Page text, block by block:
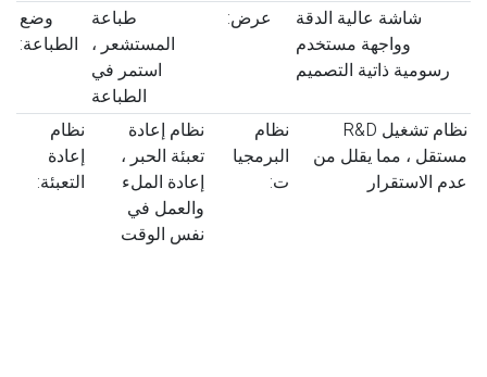
وضع
الطباعة:
طباعة
المستشعر ،
استمر في
الطباعة
عرض:
شاشة عالية الدقة
وواجهة مستخدم
رسومية ذاتية التصميم
نظام
إعادة
التعبئة:
نظام إعادة
تعبئة الحبر ،
إعادة الملء
والعمل في
نفس الوقت
نظام
البرمجيا
ت:
نظام تشغيل R&D
مستقل ، مما يقلل من
عدم الاستقرار